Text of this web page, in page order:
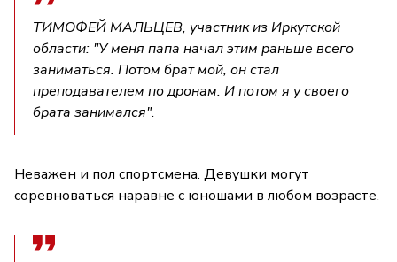
ТИМОФЕЙ МАЛЬЦЕВ, участник из Иркутской
области: "У меня папа начал этим раньше всего
заниматься. Потом брат мой, он стал
преподавателем по дронам. И потом я у своего
брата занимался".
Неважен и пол спортсмена. Девушки могут
соревноваться наравне с юношами в любом возрасте.